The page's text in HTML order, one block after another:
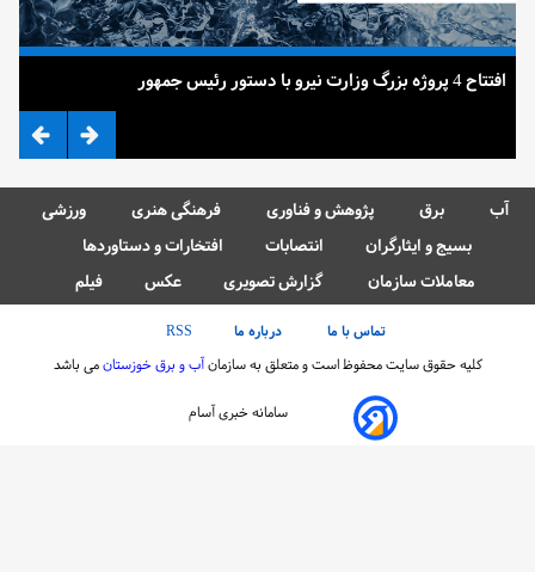
افتتاح 4 پروژه بزرگ وزارت نیرو با دستور رئیس جمهور
آب برق پژوهش و فناوری فرهنگی هنری
ورزشی
بسیج و ایثارگران
انتصابات
افتخارات و دستاوردها
معاملات سازمان
گزارش تصویری عکس فیلم
تماس با ما درباره ما
RSS
کلیه حقوق سایت محفوظ است و متعلق به سازمانآب و برق خوزستانمی باشد
سامانه خبری آسام